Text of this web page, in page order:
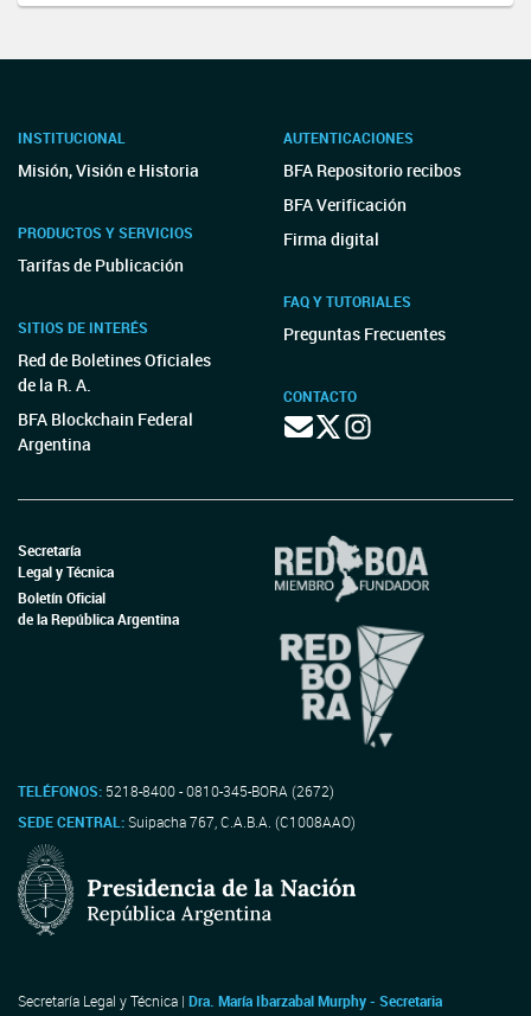
INSTITUCIONAL
Misión, Visión e Historia
PRODUCTOS Y SERVICIOS
Tarifas de Publicación
SITIOS DE INTERÉS
Red de Boletines Oficiales
de la R. A.
BFA Blockchain Federal
Argentina
AUTENTICACIONES
BFA Repositorio recibos
BFA Verificación
Firma digital
FAQ Y TUTORIALES
Preguntas Frecuentes
CONTACTO
Secretaría
Legal y Técnica
Boletín Oficial
de la República Argentina
TELÉFONOS: 5218-8400 - 0810-345-BORA (2672)
SEDE CENTRAL:Suipacha 767, C.A.B.A. (C1008AAO)
Secretaría Legal y Técnica | Dra. María Ibarzabal Murphy - Secretaria